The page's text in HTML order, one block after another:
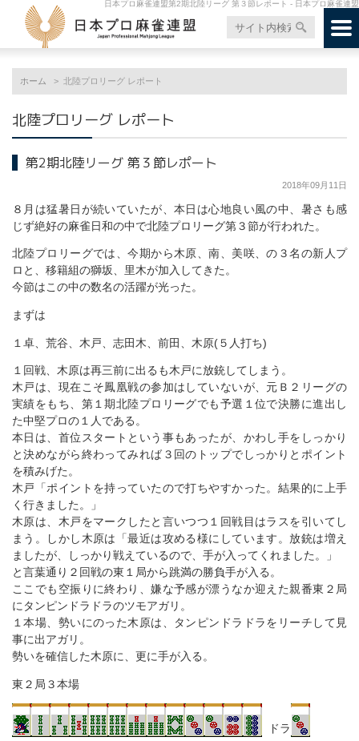
日本プロ麻雀連盟第2期北陸リーグ 第３節レポート - 日本プロ麻雀連盟
ホーム 北陸プロリーグ レポート
北陸プロリーグ レポート
第2期北陸リーグ 第３節レポート
2018年09月11日
８月は猛暑日が続いていたが、本日は心地良い風の中、暑さも感
じず絶好の麻雀日和の中で北陸プロリーグ第３節が行われた。
北陸プロリーグでは、今期から木原、南、美咲、の３名の新人プ
ロと、移籍組の獅坂、里木が加入してきた。
今節はこの中の数名の活躍が光った。
まずは
１卓、荒谷、木戸、志田木、前田、木原(５人打ち)
１回戦、木原は再三前に出るも木戸に放銃してしまう。
木戸は、現在こそ鳳凰戦の参加はしていないが、元Ｂ２リーグの
実績をもち、第１期北陸プロリーグでも予選１位で決勝に進出し
た中堅プロの１人である。
本日は、首位スタートという事もあったが、かわし手をしっかり
と決めながら終わってみれば３回のトップでしっかりとポイント
を積みげた。
木戸「ポイントを持っていたので打ちやすかった。結果的に上手
く行きました。」
木原は、木戸をマークしたと言いつつ１回戦目はラスを引いてし
まう。しかし木原は「最近は攻める様にしています。放銃は増え
ましたが、しっかり戦えているので、手が入ってくれました。」
と言葉通り２回戦の東１局から跳満の勝負手が入る。
ここでも空振りに終わり、嫌な予感が漂うなか迎えた親番東２局
にタンピンドラドラのツモアガリ。
１本場、勢いにのった木原は、タンピンドラドラをリーチして見
事に出アガリ。
勢いを確信した木原に、更に手が入る。
東２局３本場
ドラ